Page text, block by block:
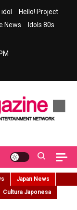
Hello! Project
News
Idols 80s
Japan News
Cultura Japonesa